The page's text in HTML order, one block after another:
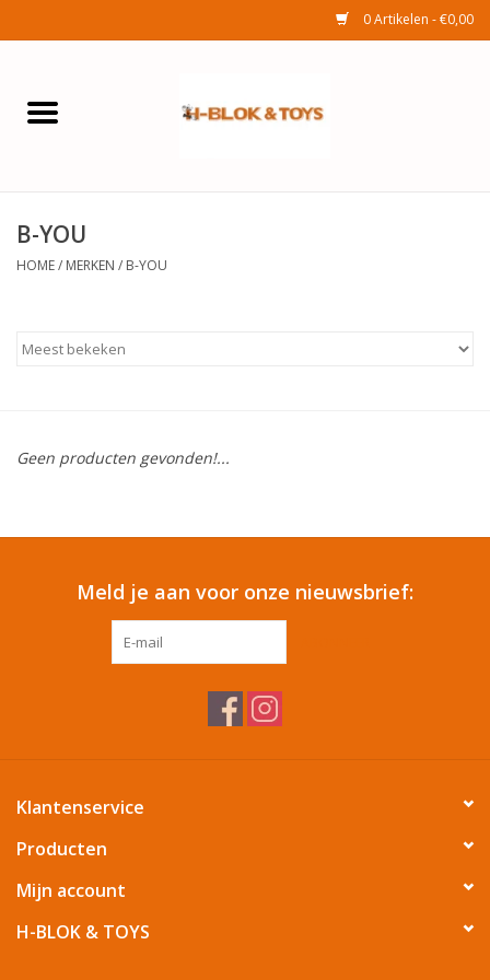
0 Artikelen - €0,00
Home
Huishouden
Tuinafdeling
Seizoenenartikelen
Reizen
Feestartikelen
OUTLET
KAARTEN
B-YOU
HOME/ MERKEN / B-YOU
Geen producten gevonden!...
Meld je aan voor onze nieuwsbrief:
Klantenservice
Producten
Mijn account
H-BLOK & TOYS